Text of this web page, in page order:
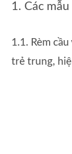
1. Các
1.1. Rèm
trẻ trung,